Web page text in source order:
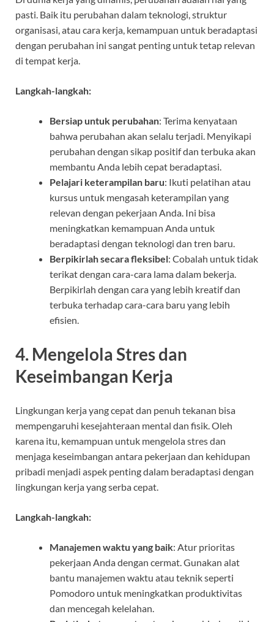
pasti. Baik itu perubahan dalam teknologi, struktur
organisasi, atau cara kerja, kemampuan untuk beradaptasi
dengan perubahan ini sangat penting untuk tetap relevan
di tempat kerja.
Langkah-langkah:
Bersiap untuk perubahan: Terima kenyataan
bahwa perubahan akan selalu terjadi. Menyikapi
perubahan dengan sikap positif dan terbuka akan
membantu Anda lebih cepat beradaptasi.
Pelajari keterampilan baru: Ikuti pelatihan atau
kursus untuk mengasah keterampilan yang
relevan dengan pekerjaan Anda. Ini bisa
meningkatkan kemampuan Anda untuk
beradaptasi dengan teknologi dan tren baru.
Berpikirlah secara fleksibel: Cobalah untuk tidak
terikat dengan cara-cara lama dalam bekerja.
Berpikirlah dengan cara yang lebih kreatif dan
terbuka terhadap cara-cara baru yang lebih
efisien.
4. Mengelola Stres dan
Keseimbangan Kerja
Lingkungan kerja yang cepat dan penuh tekanan bisa
mempengaruhi kesejahteraan mental dan fisik. Oleh
karena itu, kemampuan untuk mengelola stres dan
menjaga keseimbangan antara pekerjaan dan kehidupan
pribadi menjadi aspek penting dalam beradaptasi dengan
lingkungan kerja yang serba cepat.
Langkah-langkah:
Manajemen waktu yang baik: Atur prioritas
pekerjaan Anda dengan cermat. Gunakan alat
bantu manajemen waktu atau teknik seperti
Pomodoro untuk meningkatkan produktivitas
dan mencegah kelelahan.